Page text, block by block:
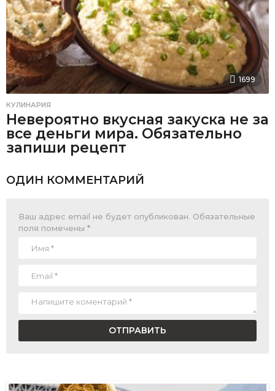
1699
КУЛИНАРИЯ
Невероятно вкусная закуска не за
все деньги мира. Обязательно
запиши рецепт
ОДИН КОММЕНТАРИЙ
Ваш адрес email не будет опубликован. Обязательные
поля помечены *